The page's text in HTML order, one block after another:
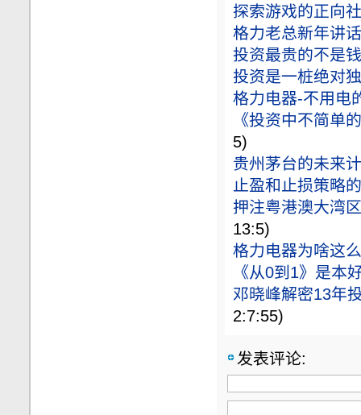
探索游戏的正向
格力老总新年讲话
投资最贵的不是
投资是一桩绝对
格力电器-不用电
《投资中不简单
5)
贵州茅台的未来
止盈和止损策略
押注粤港澳大湾
13:5)
格力电器为啥这
《从0到1》是本
邓晓峰解密13年
2:7:55)
发表评论: